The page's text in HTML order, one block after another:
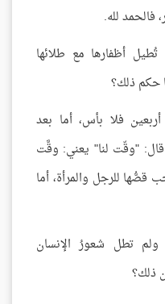
فالحمد لله.
أظفارها مع طلائها
حكم ذلك؟
فلا بأس، أما بعد
قال: "وقّت لنا" يعني: وقَّت
قصُّها للرجل والمرأة، أما
تطل شعورُ الإنسان
ذلك؟